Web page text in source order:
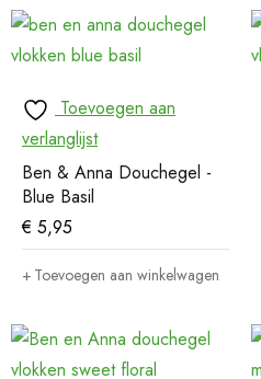
Toevoegen aan
verlanglijst
Ben & Anna Douchegel -
Blue Basil
€ 5,95
Toevoegen aan winkelwagen